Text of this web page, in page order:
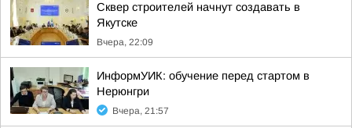
Сквер строителей начнут создавать в
Якутске
Вчера, 22:09
ИнформУИК: обучение перед стартом в
Нерюнгри
Вчера, 21:57